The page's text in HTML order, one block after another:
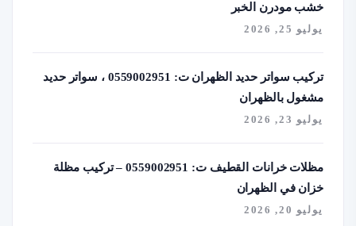
خشب مودرن الخبر
يوليو 25, 2026
تركيب سواتر حديد الظهران ت: 0559002951 ، سواتر حديد
مشغول بالظهران
يوليو 23, 2026
مظلات خرانات القطيف ت: 0559002951 – تركيب مظلة
خزان في الظهران
يوليو 20, 2026